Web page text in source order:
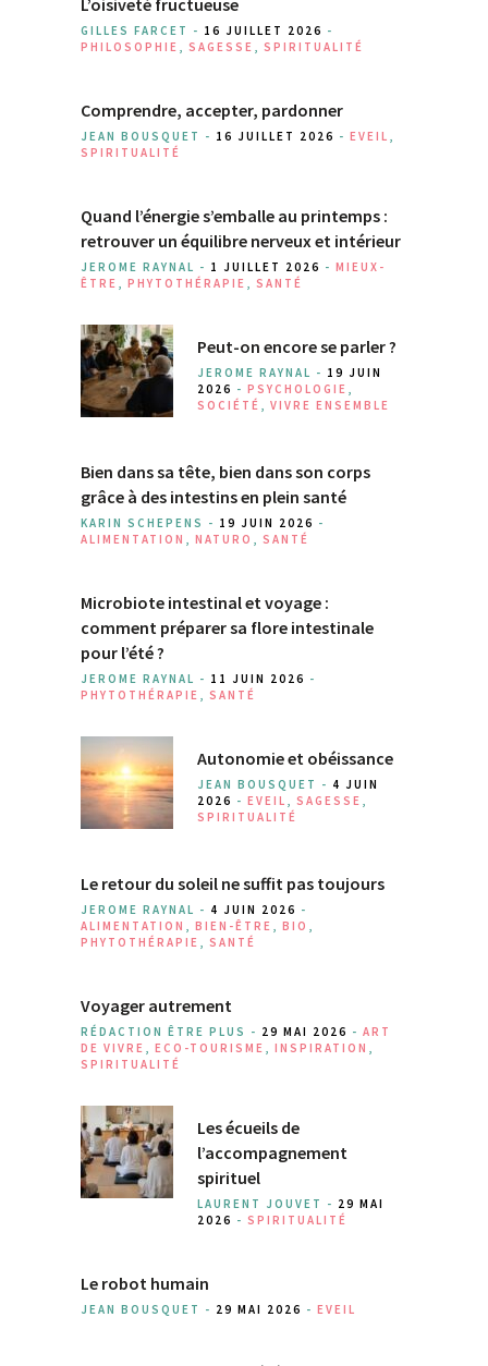
L’oisiveté fructueuse
GILLES FARCET - 16 JUILLET 2026 -
PHILOSOPHIE , SAGESSE , SPIRITUALITÉ
Comprendre, accepter, pardonner
JEAN BOUSQUET - 16 JUILLET 2026 - EVEIL ,
SPIRITUALITÉ
Quand l’énergie s’emballe au printemps :
retrouver un équilibre nerveux et intérieur
JEROME RAYNAL - 1 JUILLET 2026 - MIEUX-
ÊTRE , PHYTOTHÉRAPIE , SANTÉ
Peut-on encore se parler ?
JEROME RAYNAL - 19 JUIN
2026 - PSYCHOLOGIE ,
SOCIÉTÉ , VIVRE ENSEMBLE
Bien dans sa tête, bien dans son corps
grâce à des intestins en plein santé
KARIN SCHEPENS - 19 JUIN 2026 -
ALIMENTATION , NATURO , SANTÉ
Microbiote intestinal et voyage :
comment préparer sa flore intestinale
pour l’été ?
JEROME RAYNAL - 11 JUIN 2026 -
PHYTOTHÉRAPIE , SANTÉ
Autonomie et obéissance
JEAN BOUSQUET - 4 JUIN
2026 - EVEIL , SAGESSE ,
SPIRITUALITÉ
Le retour du soleil ne suffit pas toujours
JEROME RAYNAL - 4 JUIN 2026 -
ALIMENTATION , BIEN-ÊTRE , BIO ,
PHYTOTHÉRAPIE , SANTÉ
Voyager autrement
RÉDACTION ÊTRE PLUS - 29 MAI 2026 - ART
DE VIVRE , ECO-TOURISME , INSPIRATION ,
SPIRITUALITÉ
Les écueils de
l’accompagnement
spirituel
LAURENT JOUVET - 29 MAI
2026 - SPIRITUALITÉ
Le robot humain
JEAN BOUSQUET - 29 MAI 2026 - EVEIL